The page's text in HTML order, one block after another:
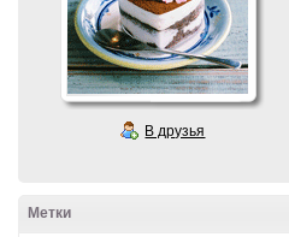
В друзья
Метки